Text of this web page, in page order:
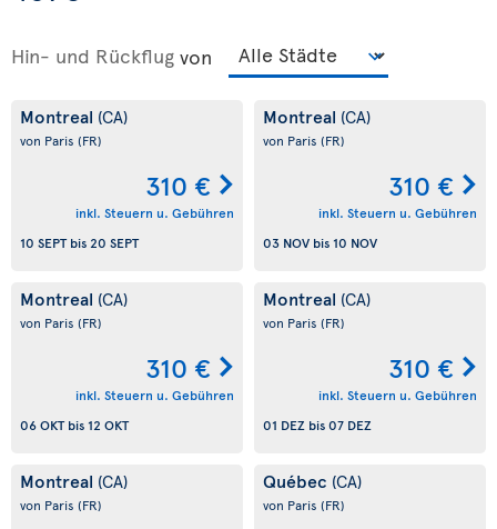
Hin- und Rückflug von
Montreal (CA)
von Paris (FR)
310 €
inkl. Steuern u. Gebühren
10 SEPTbis20 SEPT
Montreal (CA)
von Paris (FR)
310 €
inkl. Steuern u. Gebühren
03 NOV bis 10 NOV
Montreal (CA)
von Paris (FR)
310 €
inkl. Steuern u. Gebühren
06 OKTbis 12 OKT
Montreal (CA)
von Paris (FR)
310 €
inkl. Steuern u. Gebühren
01 DEZ bis07 DEZ
Montreal (CA)
von Paris (FR)
Québec (CA)
von Paris (FR)